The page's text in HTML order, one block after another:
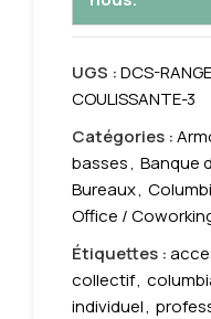
UGS :DCS-
COULISSANTE-3
Catégories :
basses, Banque
Bureaux,
Office /
Étiquettes :
collectif,
individuel,